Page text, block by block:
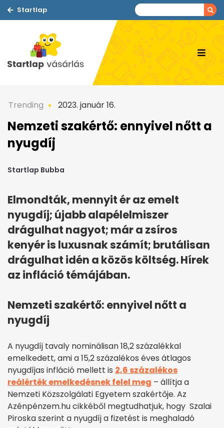
Startlap
Trending 2023. január 16.
Nemzeti szakértő: ennyivel nőtt a
nyugdíj
Startlap Bubba
Elmondták, mennyit ér az emelt
nyugdíj; újabb alapélelmiszer
drágulhat nagyot; már a zsíros
kenyér is luxusnak számít; brutálisan
drágulhat idén a közös költség. Hírek
az infláció témájában.
Nemzeti szakértő: ennyivel nőtt a
nyugdíj
A nyugdíj tavaly nominálisan 18,2 százalékkal
emelkedett, ami a 15,2 százalékos éves átlagos
nyugdíjas infláció mellett is 2,6 százalékos
reálérték emelkedésnek felel meg – állítja a
Nemzeti Közszolgálati Egyetem szakértője. Az
Azénpénzem.hu cikkéből megtudhatjuk, hogy Szalai
Piroska szerint a nyugdíj a fizetést is meghaladó